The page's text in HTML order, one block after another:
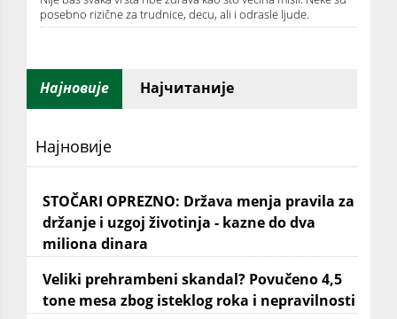
posebno rizične za trudnice, decu, ali i odrasle ljude.
Најновије Најчитаније
Најновије
STOČARI OPREZNO: Država menja pravila za
držanje i uzgoj životinja - kazne do dva
miliona dinara
Veliki prehrambeni skandal? Povučeno 4,5
tone mesa zbog isteklog roka i nepravilnosti